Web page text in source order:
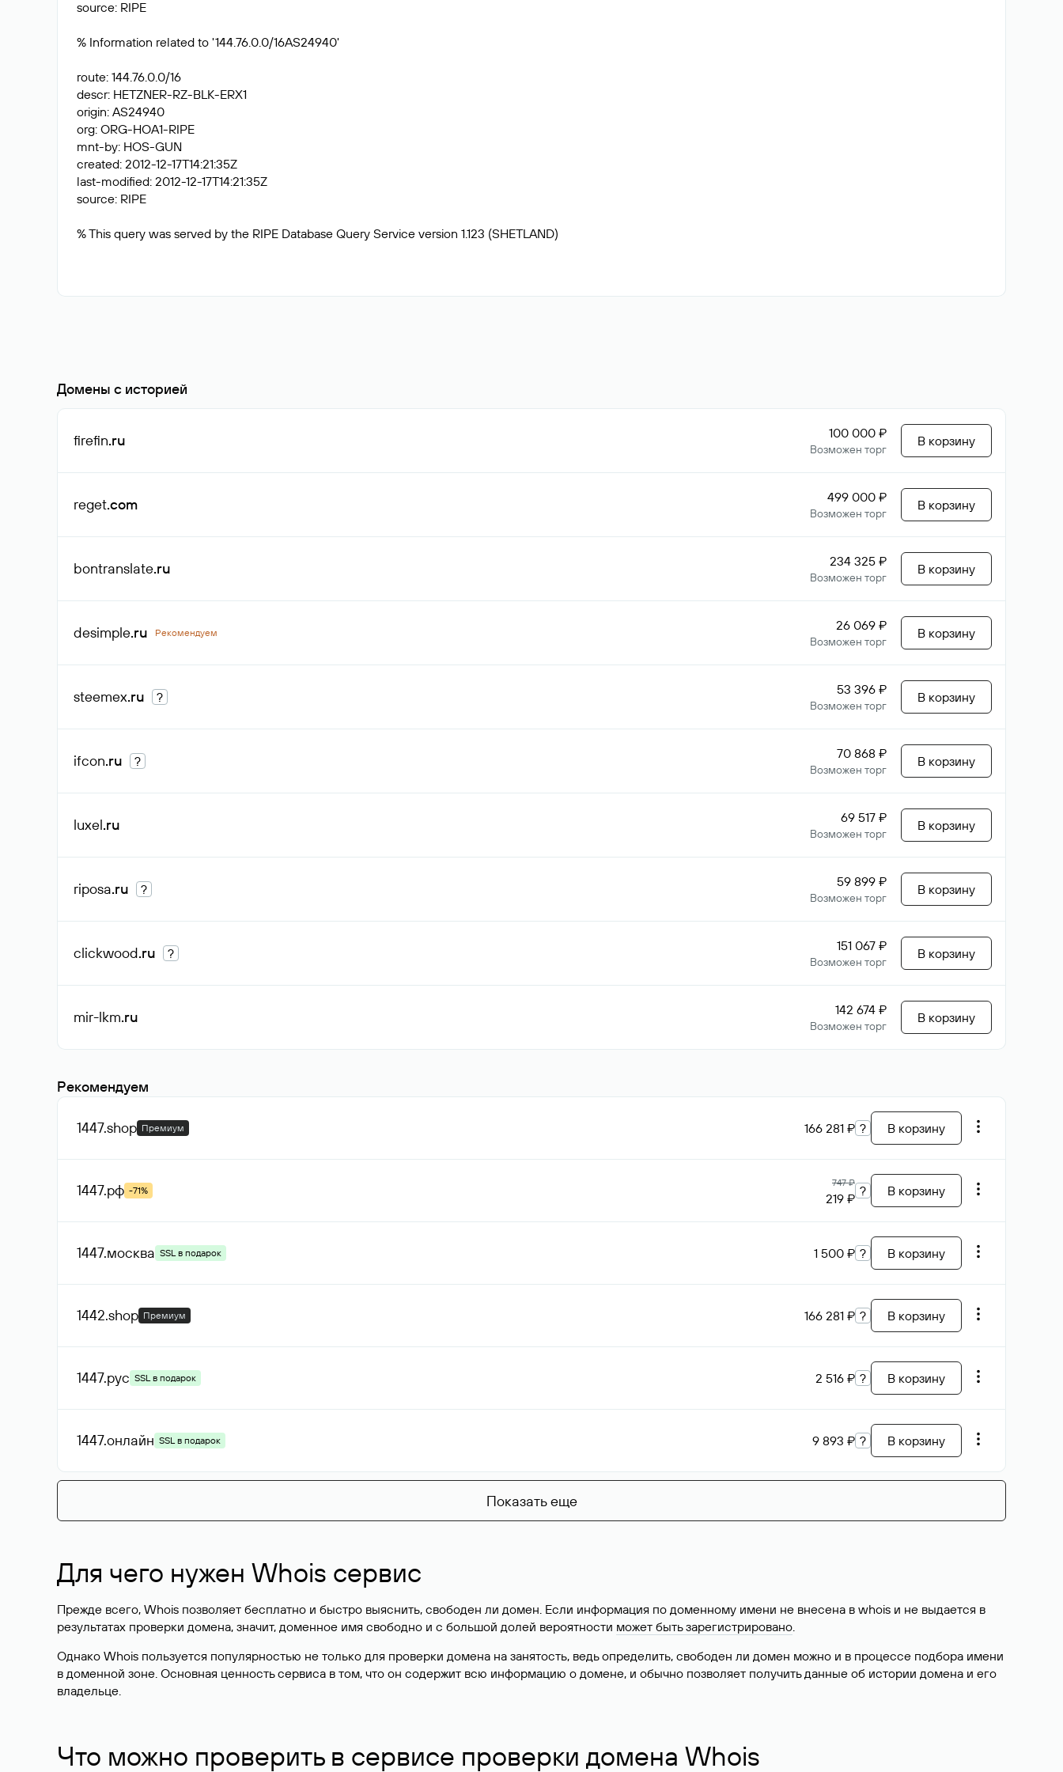
source: RIPE
% Information related to '144.76.0.0/16AS24940'
route: 144.76.0.0/16
descr: HETZNER-RZ-BLK-ERX1
origin: AS24940
org: ORG-HOA1-RIPE
mnt-by: HOS-GUN
created: 2012-12-17T14:21:35Z
last-modified: 2012-12-17T14:21:35Z
source: RIPE
% This query was served by the RIPE Database Query Service version 1.123 (SHETLAND)
Домены с историей
firefin.ru 100 000 ₽
Возможен торг
В корзину
reget.com 499 000 ₽
Возможен торг
В корзину
bontranslate.ru 234 325 ₽
Возможен торг
В корзину
desimple.ru Рекомендуем 26 069 ₽
Возможен торг
В корзину
steemex.ru ? 53 396 ₽
Возможен торг
В корзину
ifcon.ru ? 70 868 ₽
Возможен торг
В корзину
luxel.ru 69 517 ₽
Возможен торг
В корзину
riposa.ru ? 59 899 ₽
Возможен торг
В корзину
clickwood.ru ? 151 067 ₽
Возможен торг
В корзину
mir-lkm.ru 142 674 ₽
Возможен торг
В корзину
Рекомендуем
1447.shop Премиум 166 281 ₽ ? В корзину
1447.рф -71%
747 ₽
219 ₽ ? В корзину
1447.москва SSL в подарок 1 500 ₽ ? В корзину
1442.shop Премиум 166 281 ₽ ? В корзину
1447.рус SSL в подарок 2 516 ₽ ? В корзину
1447.онлайн SSL в подарок 9 893 ₽ ? В корзину
Показать еще
Для чего нужен Whois сервис
Прежде всего, Whois позволяет бесплатно и быстро выяснить, свободен ли домен. Если информация по доменному имени не внесена в whois и не выдается в
результатах проверки домена, значит, доменное имя свободно и с большой долей вероятности может быть зарегистрировано.
Однако Whois пользуется популярностью не только для проверки домена на занятость, ведь определить, свободен ли домен можно и в процессе подбора имени
в доменной зоне. Основная ценность сервиса в том, что он содержит всю информацию о домене, и обычно позволяет получить данные об истории домена и его
владельце.
Что можно проверить в сервисе проверки домена Whois